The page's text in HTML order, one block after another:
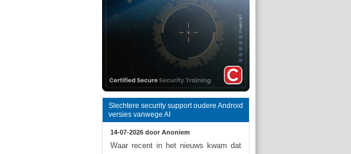
Slechtere security support oudere Android
versies vanwege AI
14-07-2026 door Anoniem
Waar recent in het nieuws kwam dat